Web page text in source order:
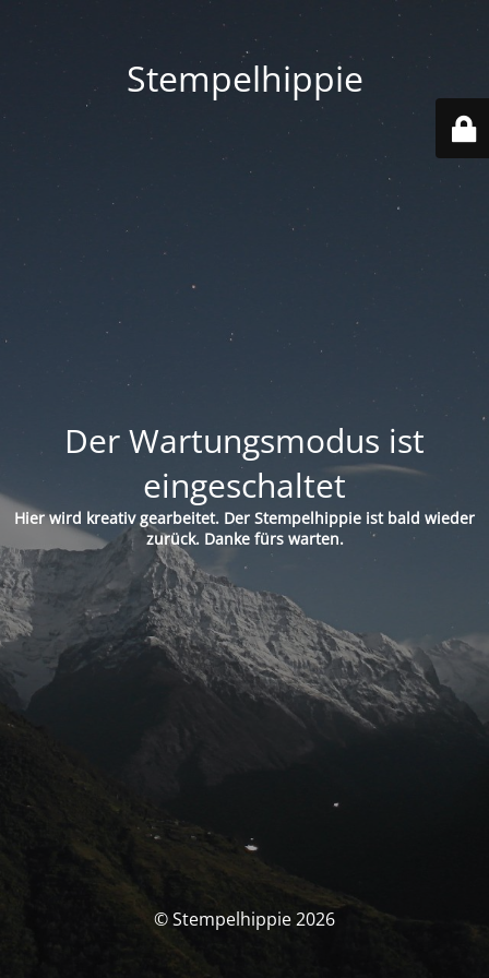
Stempelhippie
Der Wartungsmodus ist
eingeschaltet
Hier wird kreativ gearbeitet. Der Stempelhippie ist bald wieder
zurück. Danke fürs warten.
© Stempelhippie 2026